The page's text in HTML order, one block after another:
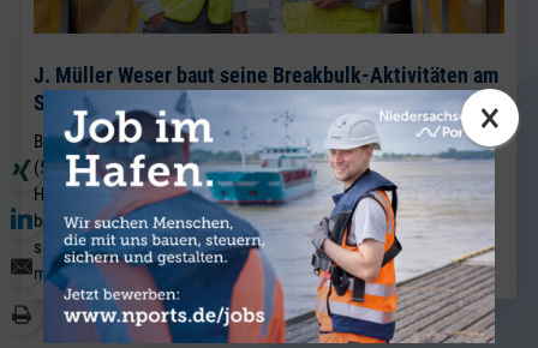
×
J. Müller Weser baut seine Breakbulk-Aktivitäten am
Standort Brake weiter aus.
BRAKE. Neu im Team von J. Müller Weser in Brake ist Sven Riekers
(51). Der gebürtige Bremer wechselt aus einem Unternehmen der
Hafenwirtschaft in Bremen nach Brake und verstärkt künftig das
bestehende Vertriebsteam Breakbulk, in dem Jörg Kaplan bereits
seit vielen Jahren als Führungskraft tätig ist.
mehr lesen